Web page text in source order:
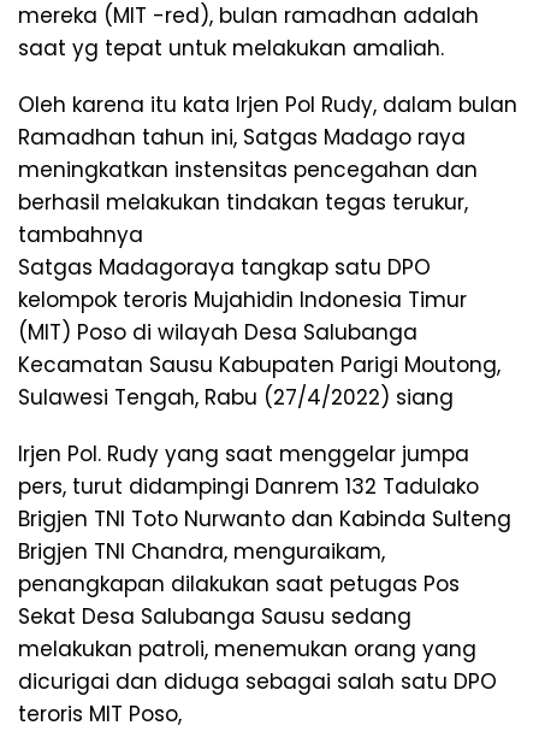
mereka (MIT -red), bulan ramadhan adalah
saat yg tepat untuk melakukan amaliah.
Oleh karena itu kata Irjen Pol Rudy, dalam bulan
Ramadhan tahun ini, Satgas Madago raya
meningkatkan instensitas pencegahan dan
berhasil melakukan tindakan tegas terukur,
tambahnya
Satgas Madagoraya tangkap satu DPO
kelompok teroris Mujahidin Indonesia Timur
(MIT) Poso di wilayah Desa Salubanga
Kecamatan Sausu Kabupaten Parigi Moutong,
Sulawesi Tengah, Rabu (27/4/2022) siang
Irjen Pol. Rudy yang saat menggelar jumpa
pers, turut didampingi Danrem 132 Tadulako
Brigjen TNI Toto Nurwanto dan Kabinda Sulteng
Brigjen TNI Chandra, menguraikam,
penangkapan dilakukan saat petugas Pos
Sekat Desa Salubanga Sausu sedang
melakukan patroli, menemukan orang yang
dicurigai dan diduga sebagai salah satu DPO
teroris MIT Poso,